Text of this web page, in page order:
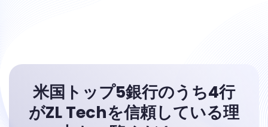
米国トップ5銀行のうち4行
がZL Techを信頼している理